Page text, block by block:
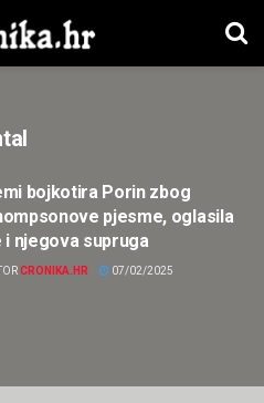
bojkotira Porin zbog
pjesme, oglasila
i njegova supruga
CRONIKA.HR 07/02/2025